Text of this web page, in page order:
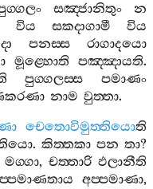
සඤ‍්ජානිතුං
න
විය සකදාගාමී
විය
පනස‍්ස
රාගාදයො
මූළ‍්හොති පඤ‍්ඤායති.
පුග‍්ගලස‍්ස
පමාණං
නාම වුත‍්තා.
චෙතොවිමුත‍්තියොති
. කිත‍්තකා පන තා?
මග‍්ගා,චත‍්තාරි ඵලානීති
අප‍්පමාණා,